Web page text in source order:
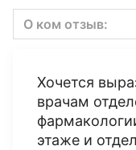
О ком отзыв:
Хочется
врачам
этаже и